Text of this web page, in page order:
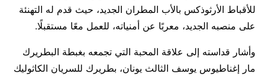
للأقباط الأرثوذكس بالأب المطران الجديد، حيث قدم له التهنئة
على منصبه الجديد، معربًا عن أمنياته، للعمل معًا مستقبلًا.
وأشار قداسته إلى علاقة المحبة التي تجمعه بغبطة البطريرك
مار إغناطيوس يوسف الثالث يونان، بطريرك للسريان الكاثوليك